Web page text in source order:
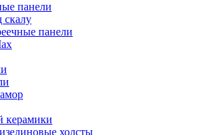
панели
скалу
панели
керамики
холсты